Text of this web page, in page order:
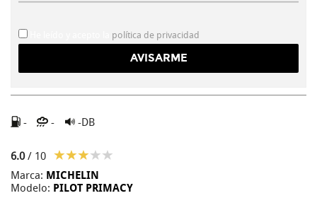
política de privacidad
- - -DB
6.0/ 10
Marca: MICHELIN
Modelo: PILOT PRIMACY